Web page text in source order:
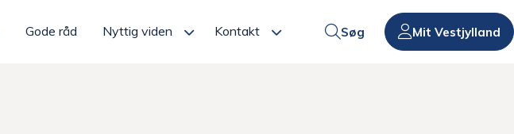
Gode råd Nyttig viden Kontakt Søg Mit Vestjylland